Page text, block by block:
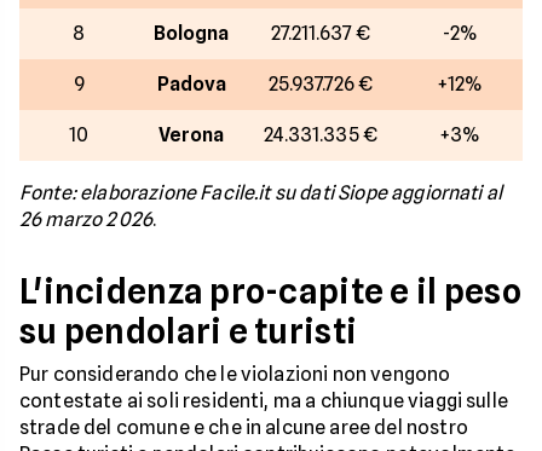
8 Bologna 27.211.637 € -2%
9 Padova 25.937.726 € +12%
10 Verona 24.331.335 € +3%
Fonte: elaborazione Facile.it su dati Siope aggiornati al
26 marzo 2026.
L'incidenza pro-capite e il peso
su pendolari e turisti
Pur considerando che le violazioni non vengono
contestate ai soli residenti, ma a chiunque viaggi sulle
strade del comune e che in alcune aree del nostro